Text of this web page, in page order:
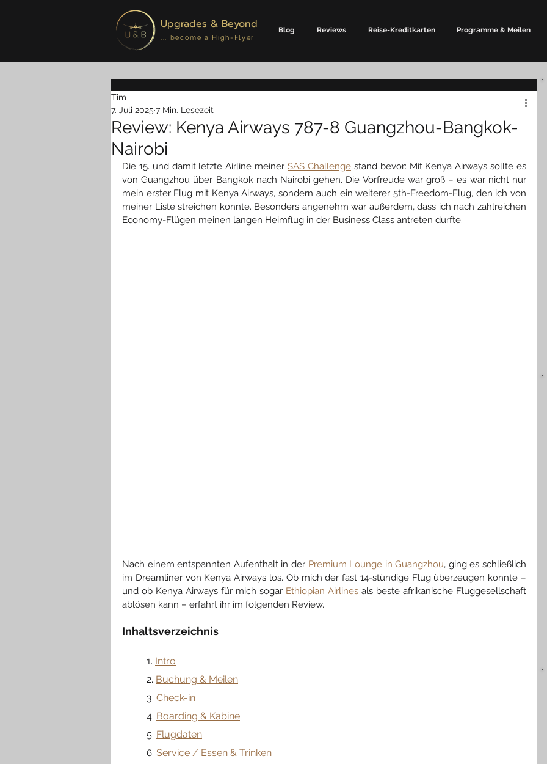
Upgrades & Beyond
... become a High-Flyer
Blog Reviews Reise-Kreditkarten Programme & Meilen
Review: Kenya Airways 787-8 Guangzhou-Bangkok-
Nairobi
Tim
7. Juli 2025 7 Min. Lesezeit
Die 15. und damit letzte Airline meiner SAS Challenge stand bevor: Mit Kenya Airways sollte es
von Guangzhou über Bangkok nach Nairobi gehen. Die Vorfreude war groß – es war nicht nur
mein erster Flug mit Kenya Airways, sondern auch ein weiterer 5th-Freedom-Flug, den ich von
meiner Liste streichen konnte. Besonders angenehm war außerdem, dass ich nach zahlreichen
Economy-Flügen meinen langen Heimflug in der Business Class antreten durfte.
Nach einem entspannten Aufenthalt in der Premium Lounge in Guangzhou, ging es schließlich
im Dreamliner von Kenya Airways los. Ob mich der fast 14-stündige Flug überzeugen konnte –
und ob Kenya Airways für mich sogar Ethiopian Airlines als beste afrikanische Fluggesellschaft
ablösen kann – erfahrt ihr im folgenden Review.
Inhaltsverzeichnis
	1.
Intro
	2.
Buchung & Meilen
3. Check-in
	4.
Boarding & Kabine
	5.
Flugdaten
	6
. Service / Essen & Trinken